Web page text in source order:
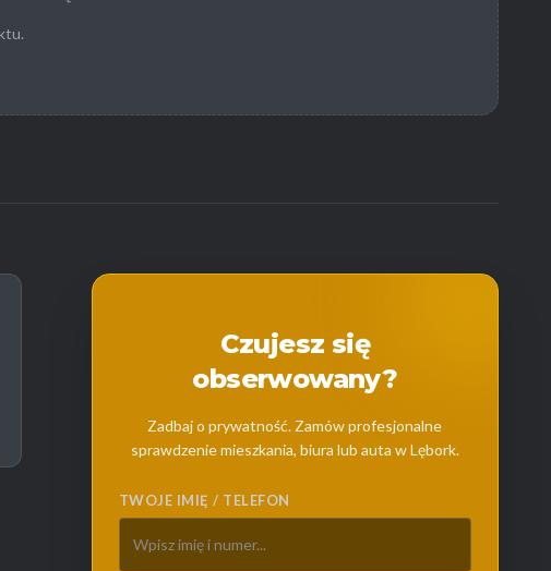
Czujesz się
obserwowany?
Zadbaj o prywatność. Zamów profesjonalne
sprawdzenie mieszkania, biura lub auta w Lębork.
TWOJE IMIĘ / TELEFON